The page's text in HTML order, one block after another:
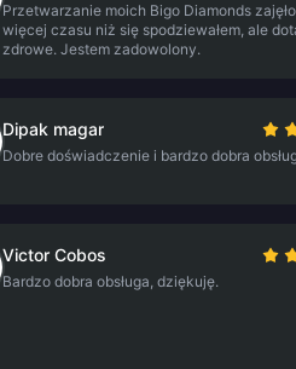
Przetwarzanie moich Bigo Diamonds
więcej czasu niż się spodziewałem, ale
zdrowe. Jestem zadowolony.
Dipak magar
Dobre doświadczenie i bardzo dobra
Victor Cobos
Bardzo dobra obsługa, dziękuję.